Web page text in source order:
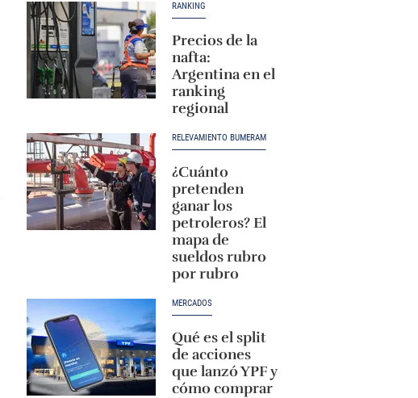
RANKING
Precios de la
nafta:
Argentina en el
ranking
regional
RELEVAMIENTO BUMERAM
¿Cuánto
pretenden
ganar los
petroleros? El
mapa de
sueldos rubro
por rubro
MERCADOS
Qué es el split
de acciones
que lanzó YPF y
cómo comprar